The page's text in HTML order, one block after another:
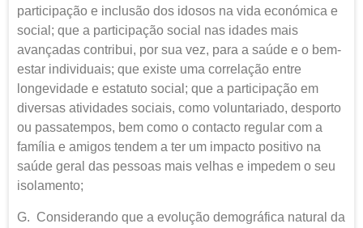
participação e inclusão dos idosos na vida económica e
social; que a participação social nas idades mais
avançadas contribui, por sua vez, para a saúde e o bem-
estar individuais; que existe uma correlação entre
longevidade e estatuto social; que a participação em
diversas atividades sociais, como voluntariado, desporto
ou passatempos, bem como o contacto regular com a
família e amigos tendem a ter um impacto positivo na
saúde geral das pessoas mais velhas e impedem o seu
isolamento;
G. Considerando que a evolução demográfica natural da